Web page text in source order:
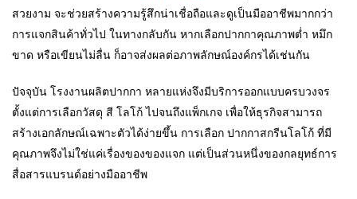
สวยงาม จะช่วยสร้างความรู้สึกน่าเชื่อถือและดูเป็นมืออาชีพมากกว่า
การแจกสินค้าทั่วไป ในทางกลับกัน หากเลือกปากกาคุณภาพต่ำ หมึก
ขาด หรือเขียนไม่ลื่น ก็อาจส่งผลต่อภาพลักษณ์องค์กรได้เช่นกัน
ปัจจุบัน โรงงานผลิตปากกา หลายแห่งจึงมีบริการออกแบบครบวงจร
ตั้งแต่การเลือกวัสดุ สี โลโก้ ไปจนถึงแพ็กเกจ เพื่อให้ธุรกิจสามารถ
สร้างเอกลักษณ์เฉพาะตัวได้ง่ายขึ้น การเลือก ปากกาสกรีนโลโก้ ที่มี
คุณภาพจึงไม่ใช่แค่เรื่องของของแจก แต่เป็นส่วนหนึ่งของกลยุทธ์การ
สื่อสารแบรนด์อย่างมืออาชีพ